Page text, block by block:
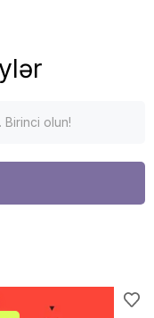
Birinci olun!